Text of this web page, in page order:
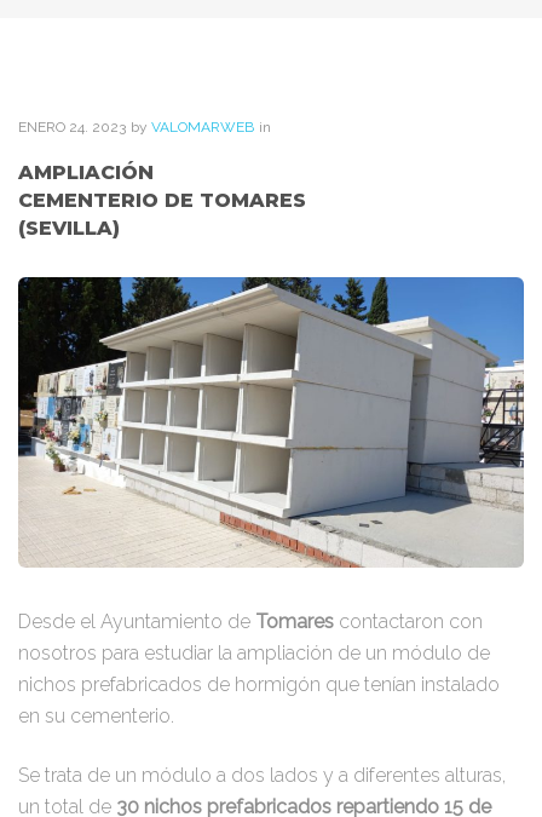
ENERO 24. 2023 by VALOMARWEB in
AMPLIACIÓN
CEMENTERIO DE TOMARES
(SEVILLA)
Desde el Ayuntamiento de Tomares contactaron con
nosotros para estudiar la ampliación de un módulo de
nichos prefabricados de hormigón que tenían instalado
en su cementerio.
Se trata de un módulo a dos lados y a diferentes alturas,
un total de 30 nichos prefabricados repartiendo 15 de